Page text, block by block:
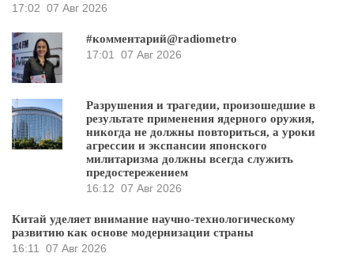
17:02 07 Авг 2026
#комментарий@radiometro
17:01
07 Авг 2026
Разрушения и трагедии, произошедшие в
результате применения ядерного оружия,
никогда не должны повториться, а уроки
агрессии и экспансии японского
милитаризма должны всегда служить
предостережением
16:12 07 Авг 2026
Китай уделяет внимание научно-технологическому
развитию как основе модернизации страны
16:11
07 Авг 2026